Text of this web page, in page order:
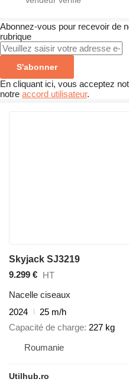
Abonnez-vous pour recevoir de
rubrique
S'abonner
En cliquant ici, vous acceptez
notre accord utilisateur.
Skyjack SJ3219
9.299 € HT
Nacelle ciseaux
2024
25 m/h
Capacité de charge 227 kg
Roumanie
Utilhub.ro